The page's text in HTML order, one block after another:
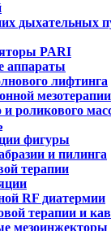
дыхательных
PARI
аппараты
лифтинга
мезотерапии
роликового
фигуры
и пилинга
терапии
RF диатермии
терапии и
мезоинжекторы